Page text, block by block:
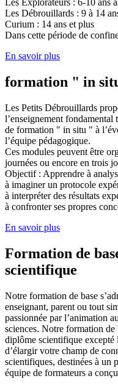
Les Explorateurs : 6-10 ans
Les Débrouillards : 9 à 14
Curium : 14 ans et plus
Dans cette période de
En savoir plus
formation " in
Les Petits Débrouillards
l’enseignement
de formation " in situ " à
l’équipe pédagogique.
Ces modules peuvent être
journées ou encore en trois
Objectif : Apprendre à
à imaginer un protocole
à interpréter des résultats
à confronter ses propres
En savoir plus
Formation de
scientifique
Notre formation de base
enseignant, parent ou tout
passionnée par l’animation
sciences. Notre formation de
diplôme scientifique excepté
d’élargir votre champ de
scientifiques, destinées à un
équipe de formateurs a